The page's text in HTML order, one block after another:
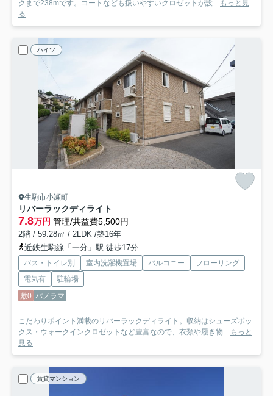
クまで238mです。コートなども扱いやすいクロゼットが設... もっと見
る
ハイツ
生駒市小瀬町
リバーラックディライト
7.8万円 管理/共益費5,500円
2階 / 59.28㎡ / 2LDK /築16年
近鉄生駒線「一分」駅 徒歩17分
バス・トイレ別 室内洗濯機置場 バルコニー
フローリング
電気有
駐輪場
敷0 パノラマ
こだわりポイント満載のリバーラックディライト。収納はシューズボッ
クス・ウォークインクロゼットなど豊富なので、衣類や履き物... もっと
見る
賃貸マンション